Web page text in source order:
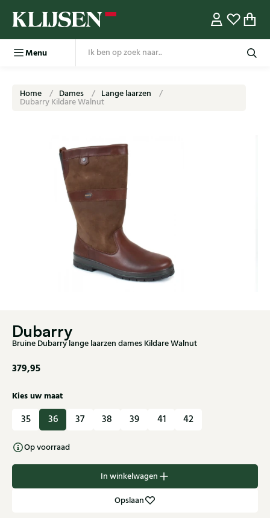
Menu
Home Dames Lange laarzen
Dubarry Kildare Walnut
Dubarry
Bruine Dubarry lange laarzen dames Kildare Walnut
379,95
Kies uw maat
35 36 37 38 39 41 42
Op voorraad
In winkelwagen
Opslaan